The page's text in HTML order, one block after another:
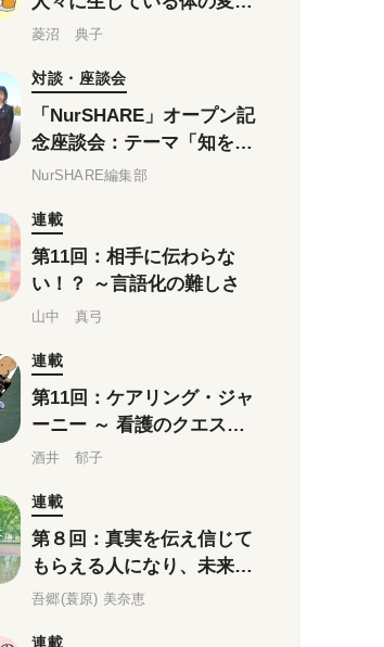
（後編）
菱沼 典子
対談・座談会
「NurSHARE」オープン記
念座談会：テーマ「知を共
有する」(第2回)
NurSHARE編集部
連載
第11回：相手に伝わらな
い！？ ～言語化の難しさ
山中 真弓
連載
第11回：ケアリング・ジャ
ーニー ～ 看護のクエスト
達成をめざす旅
酒井 郁子
連載
第８回：真実を伝え信じて
もらえる人になり、未来を
創造しながら誠実に向き合
吾郷(蓑原) 美奈恵
連載